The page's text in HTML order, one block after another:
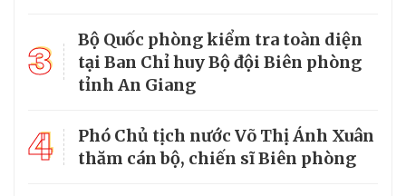
3
Bộ Quốc phòng kiểm tra toàn diện
tại Ban Chỉ huy Bộ đội Biên phòng
tỉnh An Giang
4
Phó Chủ tịch nước Võ Thị Ánh Xuân
thăm cán bộ, chiến sĩ Biên phòng